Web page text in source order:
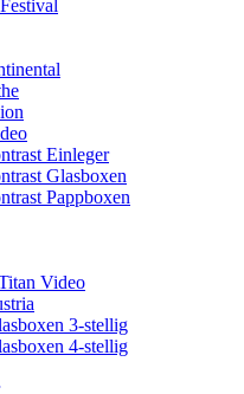
Einleger
Glasboxen
Pappboxen
Video
3-stellig
4-stellig